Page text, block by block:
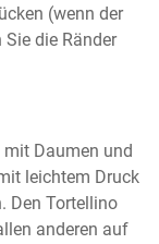
(wenn der
die Ränder
mit Daumen und
leichtem Druck
Den Tortellino
anderen auf